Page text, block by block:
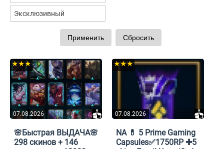
Эксклюзивный
07.08.2026
★★★
🌸Быстрая ВЫДАЧА🌸
298 скинов + 146
07.08.2026
★★★
NA 💊 5 Prime Gaming
Capsules✅1750RP ✚5